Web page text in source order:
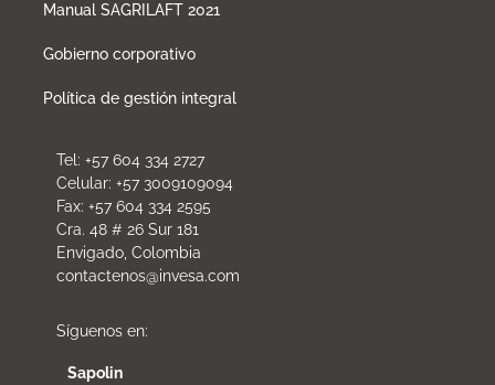
Manual SAGRILAFT 2021
Gobierno corporativo
Política de gestión integral
Tel: +57 604 334 2727
Celular: +57 3009109094
Fax: +57 604 334 2595
Cra. 48 # 26 Sur 181
Envigado, Colombia
contactenos@invesa.com
Síguenos en:
Sapolin